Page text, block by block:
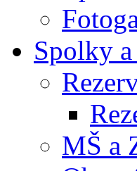
Spolky
MŠ a